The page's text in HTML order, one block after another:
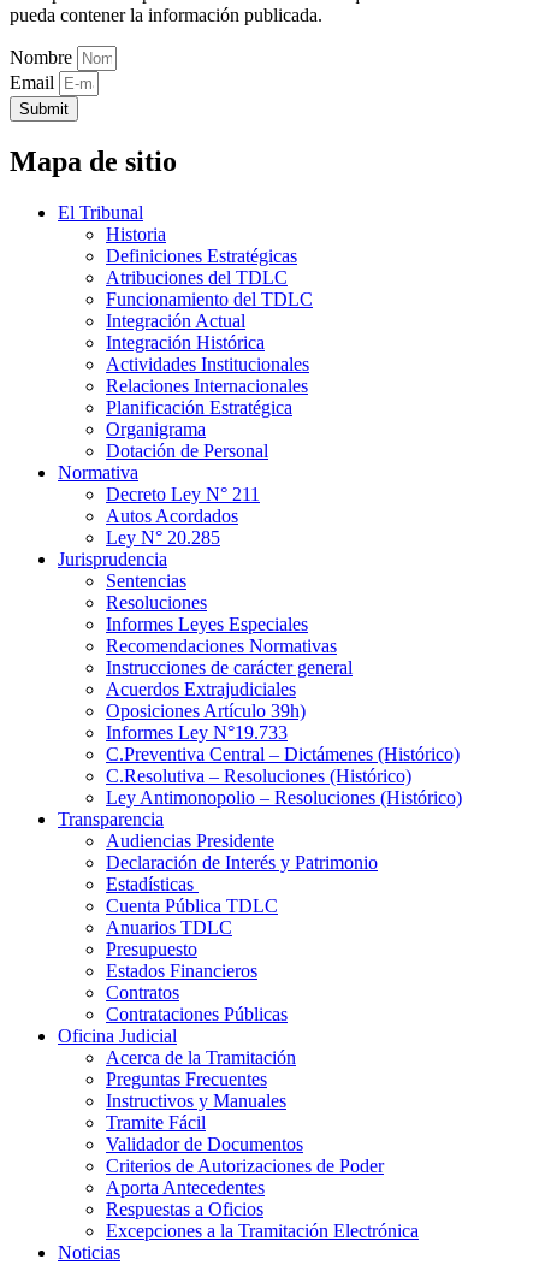
pueda contener la información publicada.
Nombre
Email
Submit
Mapa de sitio
El Tribunal
Historia
Definiciones Estratégicas
Atribuciones del TDLC
Funcionamiento del TDLC
Integración Actual
Integración Histórica
Actividades Institucionales
Relaciones Internacionales
Planificación Estratégica
Organigrama
Dotación de Personal
Normativa
Decreto Ley N° 211
Autos Acordados
Ley N° 20.285
Jurisprudencia
Sentencias
Resoluciones
Informes Leyes Especiales
Recomendaciones Normativas
Instrucciones de carácter general
Acuerdos Extrajudiciales
Oposiciones Artículo 39h)
Informes Ley N°19.733
C.Preventiva Central – Dictámenes (Histórico)
C.Resolutiva – Resoluciones (Histórico)
Ley Antimonopolio – Resoluciones (Histórico)
Transparencia
Audiencias Presidente
Declaración de Interés y Patrimonio
Estadísticas
Cuenta Pública TDLC
Anuarios TDLC
Presupuesto
Estados Financieros
Contratos
Contrataciones Públicas
Oficina Judicial
Acerca de la Tramitación
Preguntas Frecuentes
Instructivos y Manuales
Tramite Fácil
Validador de Documentos
Criterios de Autorizaciones de Poder
Aporta Antecedentes
Respuestas a Oficios
Excepciones a la Tramitación Electrónica
Noticias